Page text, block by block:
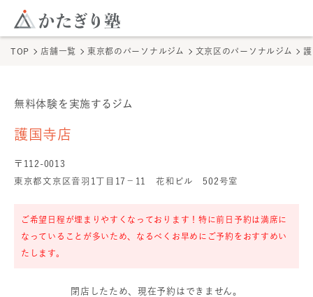
TOP 店舗一覧 東京都のパーソナルジム 文京区のパーソナルジム
無料体験を実施するジム
護国寺店 の無料体験
護国寺店
〒 112 -0013
東京都文京区音羽1丁目17−11 花和ビル 502号室
ご希望日程が埋まりやすくなっております！特に前日予約は満席に
なっていることが多いため、なるべくお早めにご予約をおすすめい
たします。
閉店したため、現在予約はできません。